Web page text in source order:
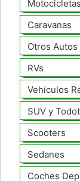
Motocicletas
Caravanas
Otros Autos
RVs
Vehículos
SUV y
Scooters
Sedanes
Coches